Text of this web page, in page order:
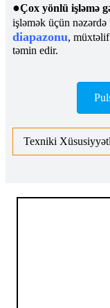
●Çox yönlü işləmə
işləmək üçün
diapazonu,
təmin edir.
Texniki